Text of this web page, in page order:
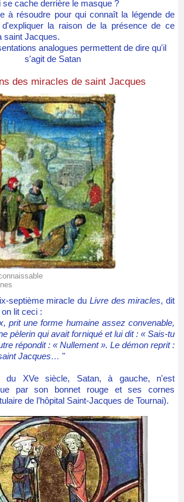
se cache derrière le masque ?
à résoudre pour qui connaît la légende de
la raison de la présence de ce
saint Jacques.
analogues permettent de dire qu'il
s'agit de Satan
des miracles de saint Jacques
septième miracle du Livre des miracles, dit
lit ceci :
prit une forme humaine assez convenable,
pèlerin qui avait forniqué et lui dit : « Sais-tu
répondit : « Nullement ». Le démon reprit :
Jacques… "
du XVe siècle, Satan, à gauche, n'est
par son bonnet rouge et ses cornes
de l’hôpital Saint-Jacques de Tournai).